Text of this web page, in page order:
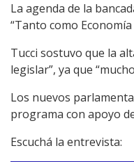
La agenda de la
“Tanto como
Tucci sostuvo que la
legislar”, ya que
Los nuevos
programa con apoyo
Escuchá la entrevista: